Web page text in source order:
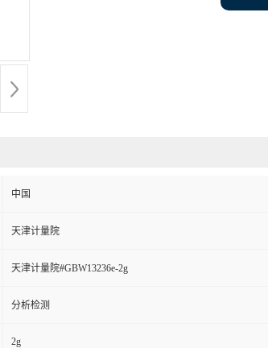
中国
天津计量院
天津计量院#GBW13236e-2g
分析检测
2g